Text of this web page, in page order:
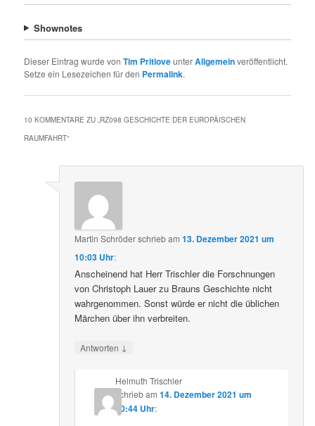
Shownotes
Dieser Eintrag wurde vonTim PritloveunterAllgemeinveröffentlicht.
Setze ein Lesezeichen für den Permalink.
10 KOMMENTARE ZU „RZ098 GESCHICHTE DER EUROPÄISCHEN
RAUMFAHRT“
Martin Schröderschriebam13. Dezember 2021 um
10:03 Uhr:
Anscheinend hat Herr Trischler die Forschnungen
von Christoph Lauer zu Brauns Geschichte nicht
wahrgenommen. Sonst würde er nicht die üblichen
Märchen über ihn verbreiten.
Antworten ↓
Helmuth Trischler
schriebam 14. Dezember 2021 um
20:44 Uhr: